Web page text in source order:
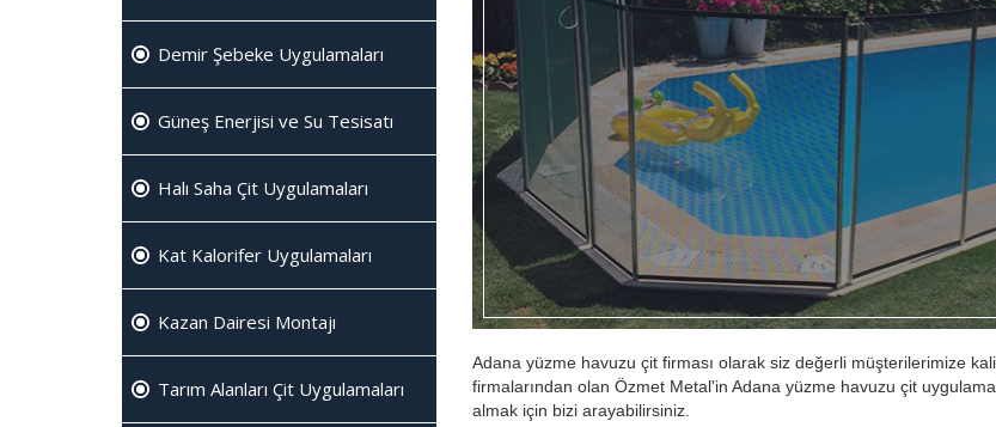
Demir Şebeke Uygulamaları
Güneş Enerjisi ve Su Tesisatı
Halı Saha Çit Uygulamaları
Kat Kalorifer Uygulamaları
Kazan Dairesi Montajı
Tarım Alanları Çit Uygulamaları
Adana yüzme havuzu çit firması olarak siz değerli müşterilerimize
firmalarından olan Özmet Metal'in Adana yüzme havuzu çit
almak için bizi arayabilirsiniz.